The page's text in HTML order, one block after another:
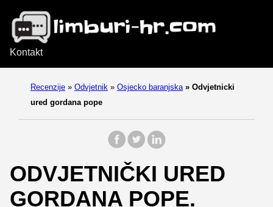
Kontakt
Recenzije » Odvjetnik » Osjecko baranjska » Odvjetnicki
ured gordana pope
ODVJETNIČKI URED
GORDANA POPE.